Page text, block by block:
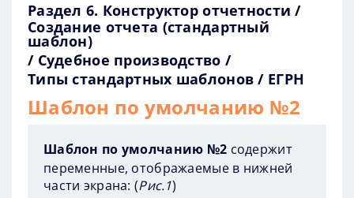
Раздел 6. Конструктор отчетности
Создание отчета (стандартный
шаблон)
Судебное производство
Типы стандартных шаблонов
ЕГРН
Шаблон по умолчанию №2
Шаблон по умолчанию №2 содержит
переменные, отображаемые в нижней
части экрана: (Рис.1)